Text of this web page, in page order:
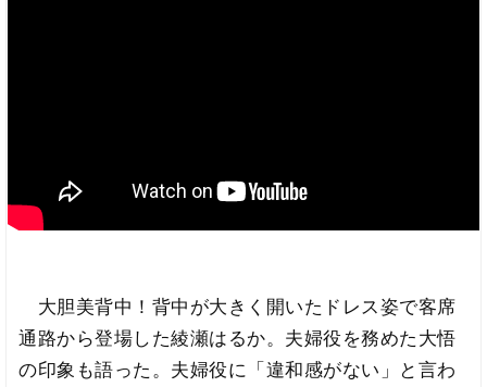
大胆美背中！背中が大きく開いたドレス姿で客席
通路から登場した綾瀬はるか。夫婦役を務めた大悟
の印象も語った。夫婦役に「違和感がない」と言わ